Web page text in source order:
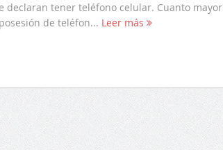
declaran tener teléfono celular. Cuanto mayor
de teléfon... Leer más